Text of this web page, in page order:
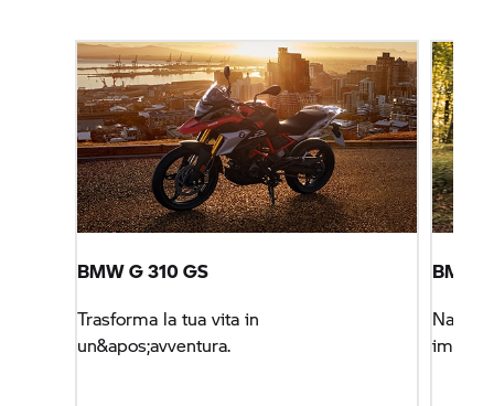
BMW G 310 GS
Trasforma la tua vita in
un&apos;avventura.
BMW
Nata